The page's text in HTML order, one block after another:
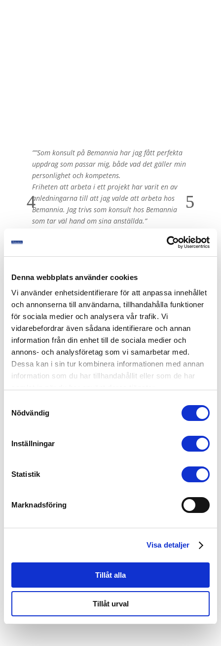
Denna webbplats använder cookies
Vi använder enhetsidentifierare för att anpassa innehållet
och annonserna till användarna, tillhandahålla funktioner
för sociala medier och analysera vår trafik. Vi
vidarebefordrar även sådana identifierare och annan
information från din enhet till de sociala medier och
annons- och analysföretag som vi samarbetar med.
Dessa kan i sin tur kombinera informationen med annan
information som du har tillhandahållit eller som de har
Nödvändig
Inställningar
Statistik
Marknadsföring
Visa detaljer
Tillåt alla
Tillåt urval
””Som konsult på Bemannia har jag fått perfekta
uppdrag som passar mig, både vad det gäller min
personlighet och kompetens.
Friheten att arbeta i ett projekt har varit en av
anledningarna till att jag valde att arbeta hos
Bemannia. Jag trivs som konsult hos Bemannia
som tar väl hand om sina anställda.”
Lena R.
Uppdrag: Regeringskansliet
Pressreleaser
Bemannia har tecknat ett nytt ramavtal med
Avtalet stärker Bemannias närvaro inom social
kommunen behöver...